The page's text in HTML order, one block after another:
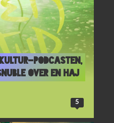
podcasten,
over en haj
5